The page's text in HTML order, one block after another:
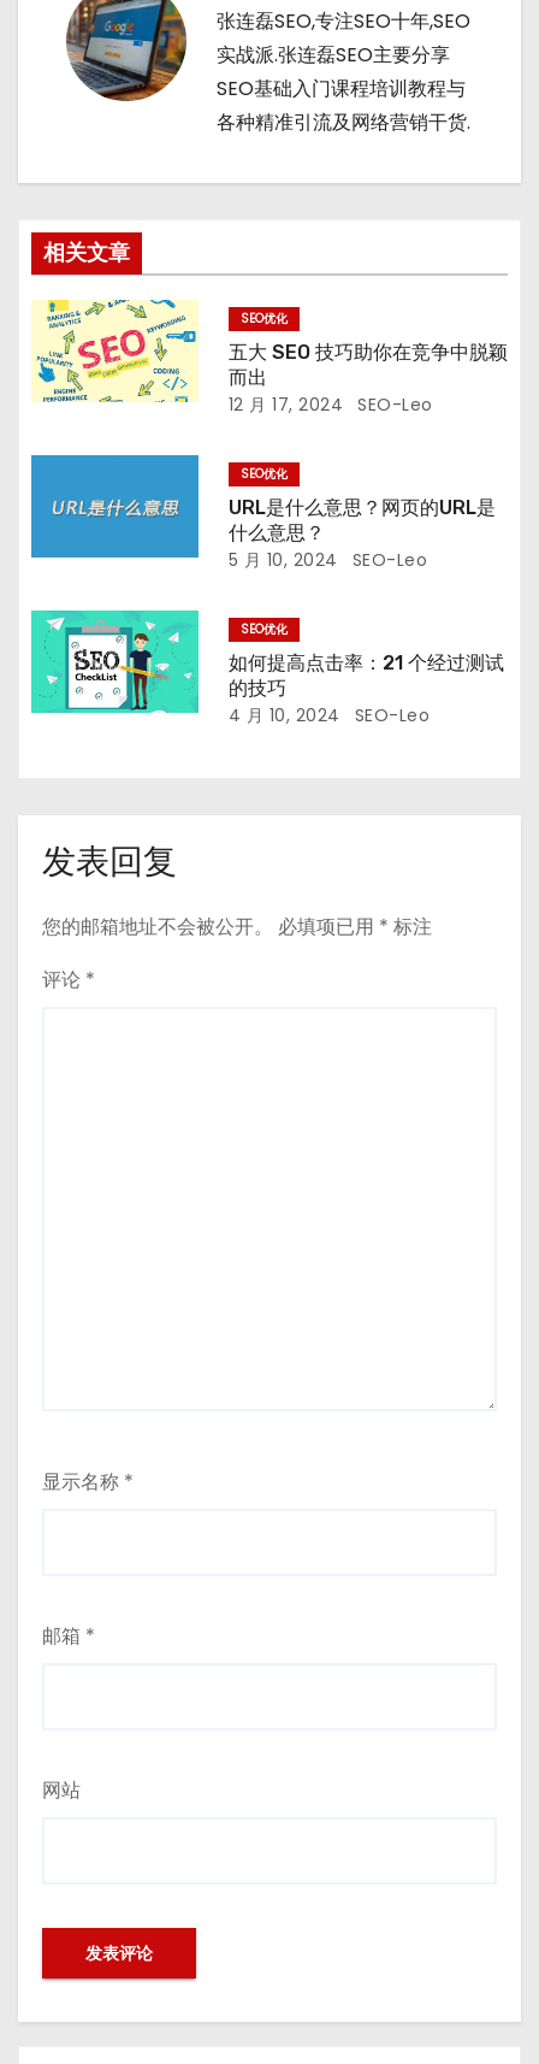
张连磊SEO,专注SEO十年,SEO
实战派.张连磊SEO主要分享
SEO基础入门课程培训教程与
各种精准引流及网络营销干货.
相关文章
SEO优化
五大 SEO 技巧助你在竞争中脱颖
而出
12 月 17, 2024 SEO-Leo
SEO优化
URL是什么意思？网页的URL是
什么意思？
5 月 10, 2024 SEO-Leo
SEO优化
如何提高点击率：21 个经过测试
的技巧
4 月 10, 2024 SEO-Leo
发表回复
您的邮箱地址不会被公开。 必填项已用 * 标注
评论 *
显示名称 *
邮箱 *
网站